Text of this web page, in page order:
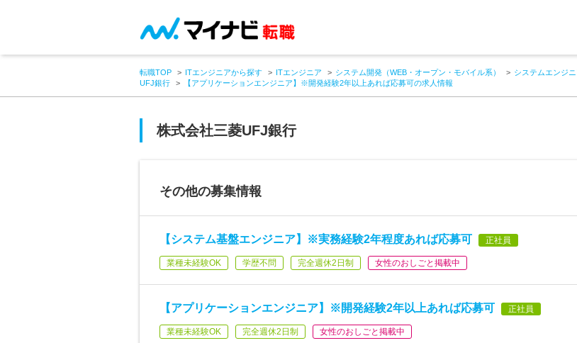
転職TOP ITエンジニアから探す ITエンジニア システム開発（WEB・オープン・モバイル系） システムエンジ
UFJ銀行
【アプリケーションエンジニア】※開発経験2年以上あれば応募可の求人情報
株式会社三菱UFJ銀行
その他の募集情報
【システム基盤エンジニア】※実務経験2年程度あれば応募可 正社員
業種未経験OK 学歴不問 完全週休2日制 女性のおしごと掲載中
【アプリケーションエンジニア】※開発経験2年以上あれば応募可 正社員
業種未経験OK 完全週休2日制 女性のおしごと掲載中